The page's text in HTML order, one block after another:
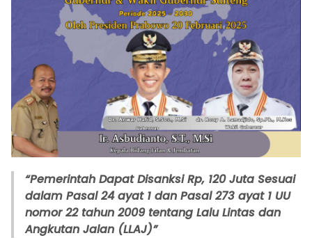
“Pemerintah Dapat Disanksi Rp, 120 Juta Sesuai
dalam Pasal 24 ayat 1 dan Pasal 273 ayat 1 UU
nomor 22 tahun 2009 tentang Lalu Lintas dan
Angkutan Jalan (LLAJ)”